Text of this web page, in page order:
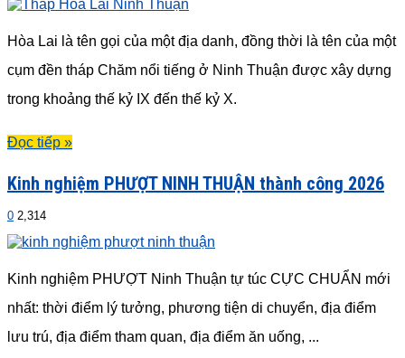
Hòa Lai là tên gọi của một địa danh, đồng thời là tên của một
cụm đền tháp Chăm nổi tiếng ở Ninh Thuận được xây dựng
trong khoảng thế kỷ IX đến thế kỷ X.
Đọc tiếp »
Kinh nghiệm PHƯỢT NINH THUẬN thành công 2026
0 2,314
Kinh nghiệm PHƯỢT Ninh Thuận tự túc CỰC CHUẨN mới
nhất: thời điểm lý tưởng, phương tiện di chuyển, địa điểm
lưu trú, địa điểm tham quan, địa điểm ăn uống, ...